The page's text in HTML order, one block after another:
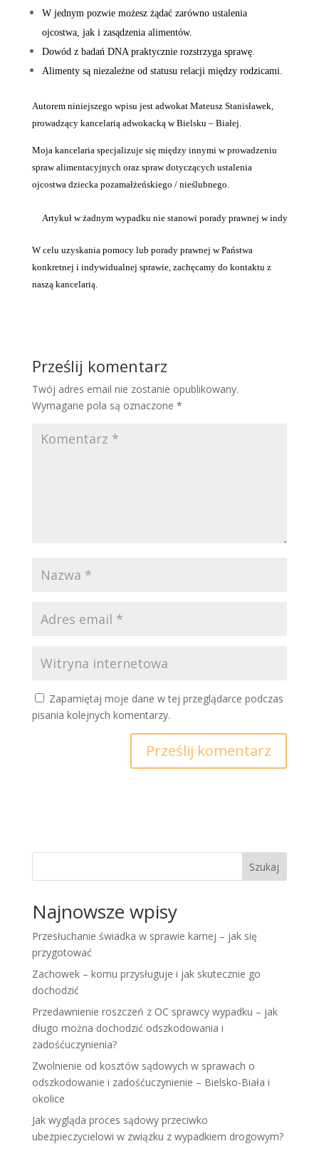
W jednym pozwie możesz żądać zarówno ustalenia
ojcostwa, jak i zasądzenia alimentów.
Dowód z badań DNA praktycznie rozstrzyga sprawę.
Alimenty są niezależne od statusu relacji między rodzicami.
Autorem niniejszego wpisu jest adwokat Mateusz Stanisławek,
prowadzący kancelarią adwokacką w Bielsku – Białej.
Moja kancelaria specjalizuje się między innymi w prowadzeniu
spraw alimentacyjnych oraz spraw dotyczących ustalenia
ojcostwa dziecka pozamałżeńskiego / nieślubnego.
Artykuł w żadnym wypadku nie stanowi porady prawnej w
W celu uzyskania pomocy lub porady prawnej w Państwa
konkretnej i indywidualnej sprawie, zachęcamy do kontaktu z
naszą kancelarią.
Prześlij komentarz
Twój adres email nie zostanie opublikowany.
Wymagane pola są oznaczone *
Zapamiętaj moje dane w tej przeglądarce podczas
pisania kolejnych komentarzy.
Szukaj
Najnowsze wpisy
Przesłuchanie świadka w sprawie karnej – jak się
przygotować
Zachowek – komu przysługuje i jak skutecznie go
dochodzić
Przedawnienie roszczeń z OC sprawcy wypadku – jak
długo można dochodzić odszkodowania i
zadośćuczynienia?
Zwolnienie od kosztów sądowych w sprawach o
odszkodowanie i zadośćuczynienie – Bielsko-Biała i
okolice
Jak wygląda proces sądowy przeciwko
ubezpieczycielowi w związku z wypadkiem drogowym?